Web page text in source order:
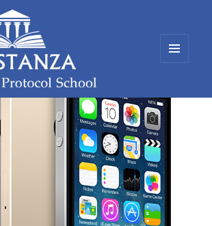
Business and Protocol